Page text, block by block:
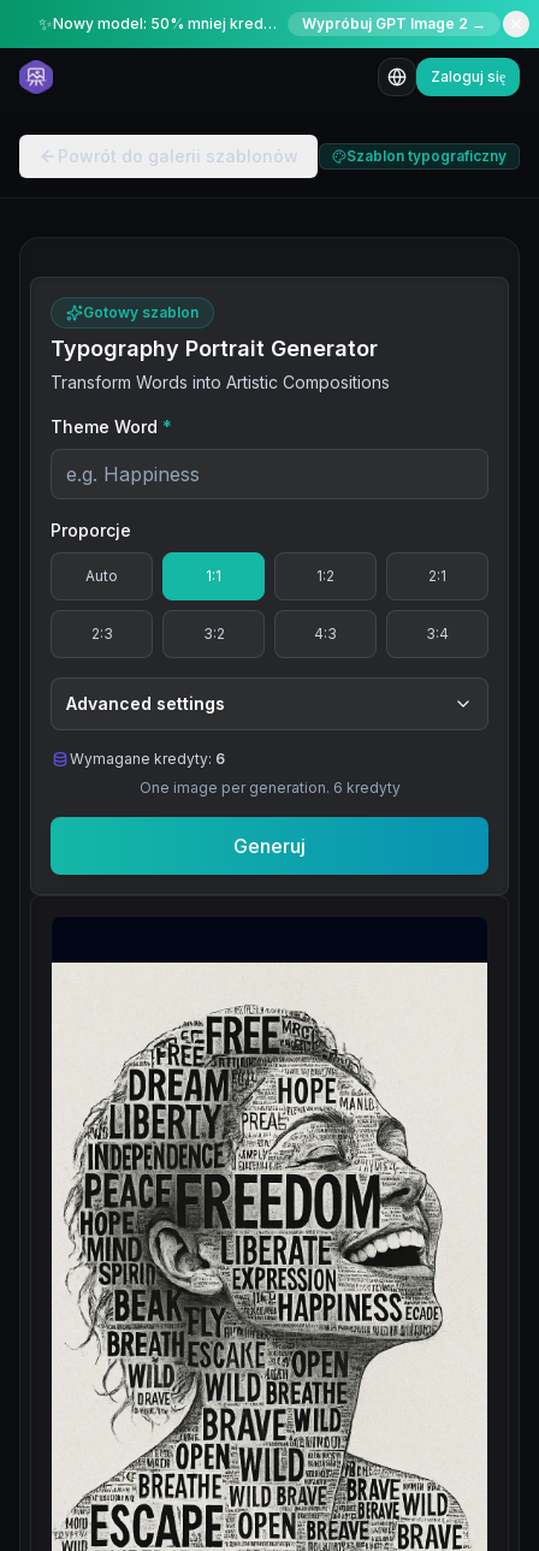
✨ Nowy model: 50% mniej kredytów przez ograniczony czas Wypróbuj GPT Image 2 →
Zaloguj się
Powrót do galerii szablonów Szablon typograficzny
Gotowy szablon
Typography Portrait Generator
Transform Words into Artistic Compositions
Theme Word *
Proporcje
Auto 1:1 1:2 2:1
2:3 3:2 4:3 3:4
Advanced settings
Wymagane kredyty: 6
One image per generation. 6 kredyty
Generuj